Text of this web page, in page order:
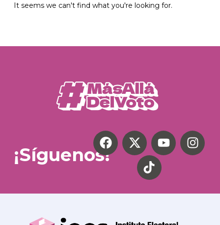
It seems we can't find what you're looking for.
¡Síguenos!